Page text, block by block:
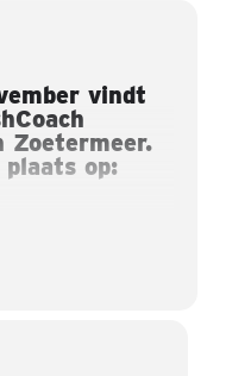
vindt
Zoetermeer.
plaats op: